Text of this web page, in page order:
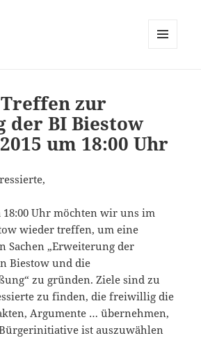
zur
der BI Biestow
um 18:00 Uhr
18:00 Uhr möchten wir uns im
wieder treffen, um eine
Sachen „Erweiterung der
Biestow und die
zu gründen. Ziele sind zu
zu finden, die freiwillig die
Argumente … übernehmen,
ist auszuwählen